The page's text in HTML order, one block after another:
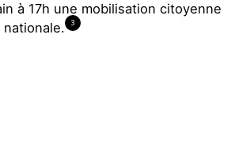
à 17h une mobilisation citoyenne
nationale.
3